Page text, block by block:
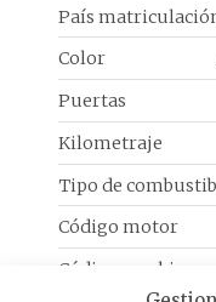
País
Color
Puertas
Kilometraje
Tipo de
Código motor
Código cambio